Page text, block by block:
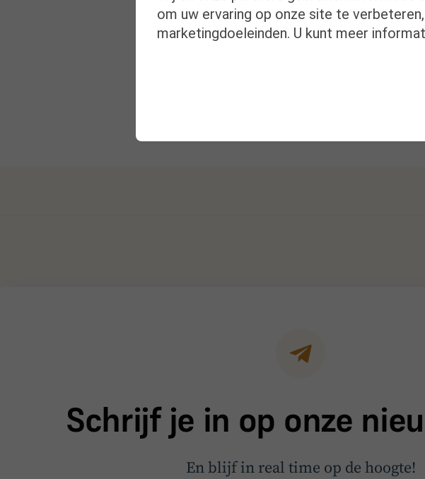
Schrijf je in op onze
En blijf in real time op de hoogte!
om uw ervaring op onze site te
marketingdoeleinden. U kunt meer